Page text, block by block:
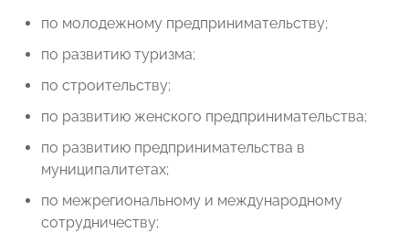
по молодежному предпринимательству;
по развитию туризма;
по строительству;
по развитию женского предпринимательства;
по развитию предпринимательства в
муниципалитетах;
по межрегиональному и международному
сотрудничеству;